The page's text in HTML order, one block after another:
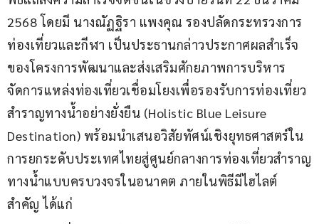
2568 โดยมี นางณัฏฐิรา แพงคุณ รองปลัดกระทรวงการ
ท่องเที่ยวและกีฬา เป็นประธานกล่าวประกาศผลสำเร็จ
ของโครงการพัฒนาและส่งเสริมศักยภาพการบริหาร
จัดการแหล่งท่องเที่ยวเชื่อมโยงเพื่อรองรับการท่องเที่ยว
สำราญทางน้ำอย่างยั่งยืน (Holistic Blue Leisure
Destination) พร้อมนำเสนอวิสัยทัศน์เชิงยุทธศาสตร์ใน
การยกระดับประเทศไทยสู่ศูนย์กลางการท่องเที่ยวสำราญ
ทางน้ำแบบครบวงจรในอนาคต ภายในพิธีมีไฮไลต์
สำคัญ ได้แก่